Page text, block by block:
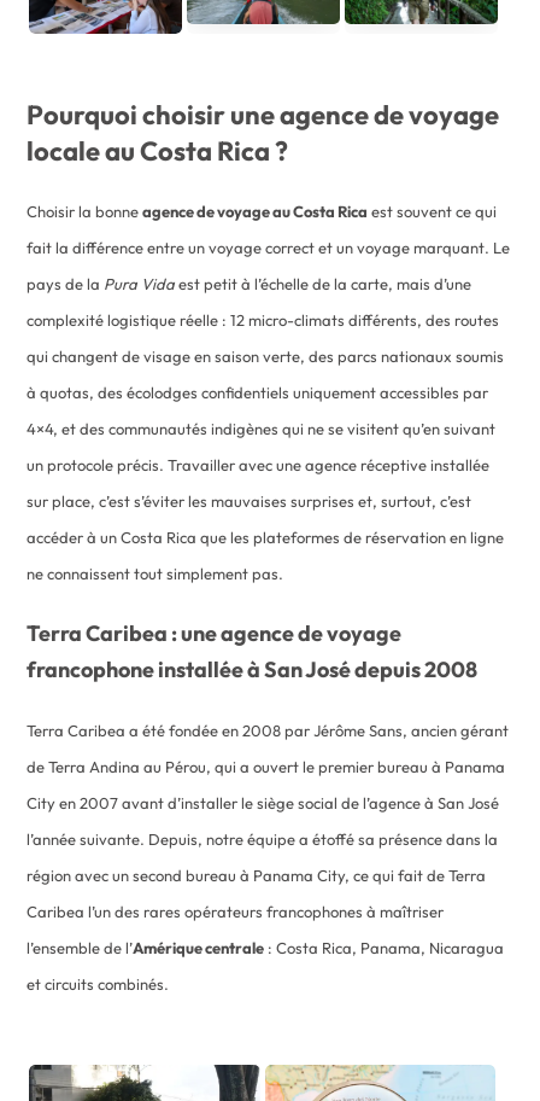
Pourquoi choisir une agence de voyage
locale au Costa Rica ?
Choisir la bonneagence de voyage au Costa Rica est souvent ce qui
fait la différence entre un voyage correct et un voyage marquant. Le
pays de la Pura Vidaest petit à l’échelle de la carte, mais d’une
complexité logistique réelle : 12 micro-climats différents, des routes
qui changent de visage en saison verte, des parcs nationaux soumis
à quotas, des écolodges confidentiels uniquement accessibles par
4×4, et des communautés indigènes qui ne se visitent qu’en suivant
un protocole précis. Travailler avec une agence réceptive installée
sur place, c’est s’éviter les mauvaises surprises et, surtout, c’est
accéder à un Costa Rica que les plateformes de réservation en ligne
ne connaissent tout simplement pas.
Terra Caribea : une agence de voyage
francophone installée à San José depuis 2008
Terra Caribea a été fondée en 2008 par Jérôme Sans, ancien gérant
de Terra Andina au Pérou, qui a ouvert le premier bureau à Panama
City en 2007 avant d’installer le siège social de l’agence à San José
l’année suivante. Depuis, notre équipe a étoffé sa présence dans la
région avec un second bureau à Panama City, ce qui fait de Terra
Caribea l’un des rares opérateurs francophones à maîtriser
l’ensemble de l’Amérique centrale : Costa Rica, Panama, Nicaragua
et circuits combinés.